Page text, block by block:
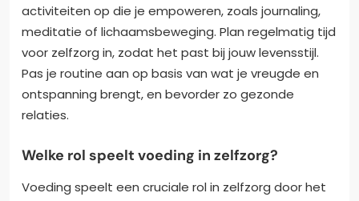
activiteiten op die je empoweren, zoals journaling,
meditatie of lichaamsbeweging. Plan regelmatig tijd
voor zelfzorg in, zodat het past bij jouw levensstijl.
Pas je routine aan op basis van wat je vreugde en
ontspanning brengt, en bevorder zo gezonde
relaties.
Welke rol speelt voeding in zelfzorg?
Voeding speelt een cruciale rol in zelfzorg door het